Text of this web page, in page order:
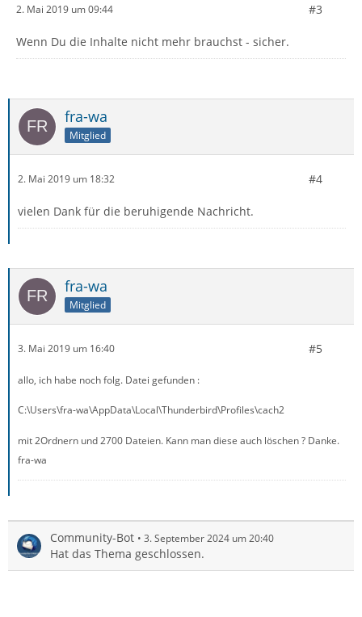
2. Mai 2019 um 09:44 #3
Wenn Du die Inhalte nicht mehr brauchst - sicher.
fra-wa
Mitglied
2. Mai 2019 um 18:32 #4
vielen Dank für die beruhigende Nachricht.
fra-wa
Mitglied
3. Mai 2019 um 16:40 #5
allo, ich habe noch folg. Datei gefunden :
C:\Users\fra-wa\AppData\Local\Thunderbird\Profiles\cach2
mit 2Ordnern und 2700 Dateien. Kann man diese auch löschen ? Danke.
fra-wa
Community-Bot 3. September 2024 um 20:40
Hat das Thema geschlossen.